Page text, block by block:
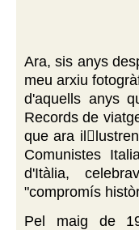
Ara, sis anys
meu arxiu
d'aquells anys
Records de
que ara
Comunistes
d'Itàlia,
"compromís
Pel maig de